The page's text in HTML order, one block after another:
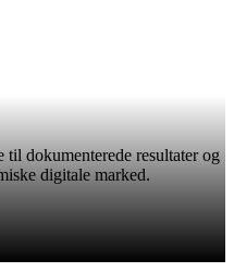
dokumenterede resultater og
digitale marked.